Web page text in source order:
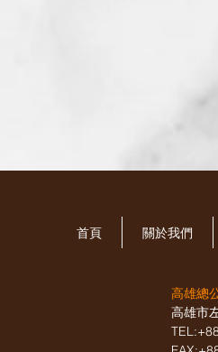
首頁 關於我們
高雄總
高雄市